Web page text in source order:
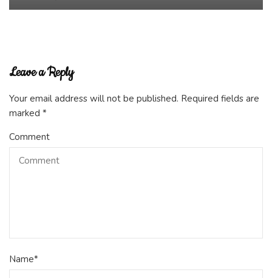
Leave a Reply
Your email address will not be published. Required fields are
marked *
Comment
Name*